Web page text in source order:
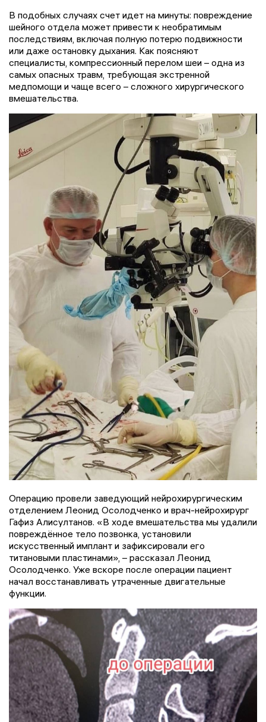
В подобных случаях счет идет на минуты: повреждение
шейного отдела может привести к необратимым
последствиям, включая полную потерю подвижности
или даже остановку дыхания. Как поясняют
специалисты, компрессионный перелом шеи – одна из
самых опасных травм, требующая экстренной
медпомощи и чаще всего – сложного хирургического
вмешательства.
Операцию провели заведующий нейрохирургическим
отделением Леонид Осолодченко и врач-нейрохирург
Гафиз Алисултанов. «В ходе вмешательства мы удалили
повреждённое тело позвонка, установили
искусственный имплант и зафиксировали его
титановыми пластинами», – рассказал Леонид
Осолодченко. Уже вскоре после операции пациент
начал восстанавливать утраченные двигательные
функции.